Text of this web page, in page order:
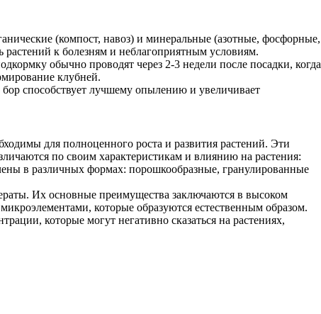
(компост, навоз) и минеральные (азотные, фосфорные,
к болезням и неблагоприятным условиям.
обычно проводят через 2-3 недели после посадки, когда
клубней.
способствует лучшему опылению и увеличивает
для полноценного роста и развития растений. Эти
по своим характеристикам и влиянию на растения:
в различных формах: порошкообразные, гранулированные
Их основные преимущества заключаются в высоком
которые образуются естественным образом.
которые могут негативно сказаться на растениях,